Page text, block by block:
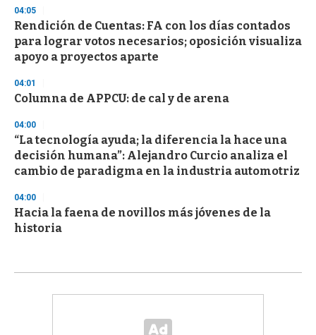
04:05
Rendición de Cuentas: FA con los días contados
para lograr votos necesarios; oposición visualiza
apoyo a proyectos aparte
04:01
Columna de APPCU: de cal y de arena
04:00
“La tecnología ayuda; la diferencia la hace una
decisión humana”: Alejandro Curcio analiza el
cambio de paradigma en la industria automotriz
04:00
Hacia la faena de novillos más jóvenes de la
historia